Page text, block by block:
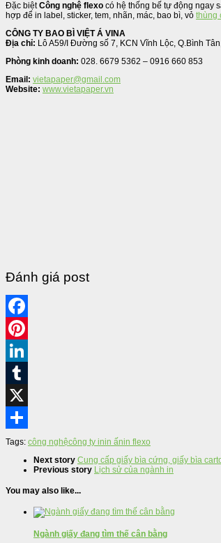
Đặc biệtCông nghệ flexo có hệ thống bế tự động ngay
hợp để in label, sticker, tem, nhãn, mác, bao bì, vỏ thùng
CÔNG TY BAO BÌ VIỆT Á VINA
Địa chỉ: Lô A59/I Đường số 7, KCN Vĩnh Lộc, Q.Bình
Phòng kinh doanh: 028. 6679 5362 – 0916 660 853
Email: vietapaper@gmail.com
Website: www.vietapaper.vn
Đánh giá post
Tags: công nghệcông ty inin ấnin flexo
Next story Cung cấp giấy bìa cứng, giấy bìa
Previous story Lịch sử của ngành in
You may also like...
Ngành giấy đang tìm thế cân bằng